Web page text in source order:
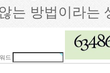
는 방법이라는
드